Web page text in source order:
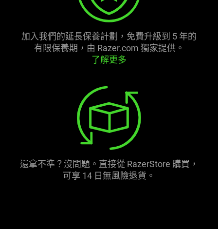
加入我們的延長保養計劃，免費升級到 5 年的
有限保養期，由 Razer.com 獨家提供。
了解更多
還拿不準？沒問題。直接從 RazerStore 購買，
可享 14 日無風險退貨。